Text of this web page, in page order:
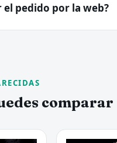
el pedido por la web?
comparar